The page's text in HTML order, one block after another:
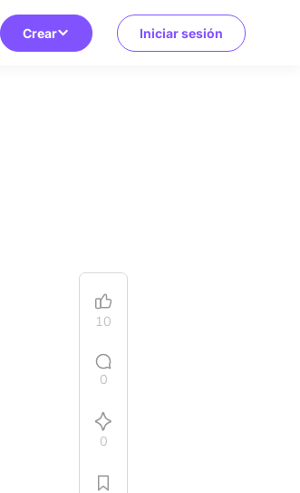
Crear Iniciar sesión
10
0
0